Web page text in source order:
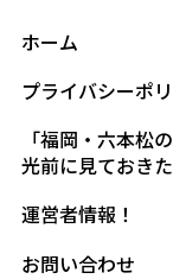
ホーム
プライバシーポ
「福岡・六本松
光前に見ておき
運営者情報！
お問い合わせ